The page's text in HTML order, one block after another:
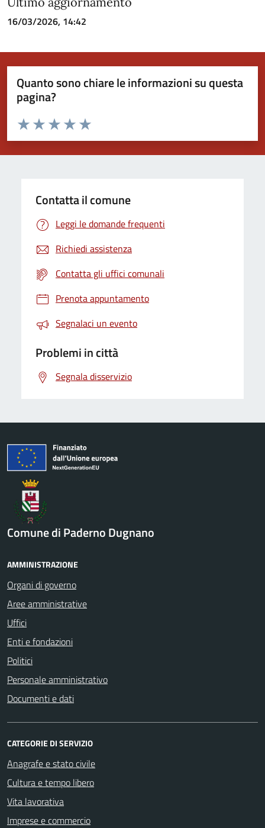
16/03/2026, 14:42
Quanto sono chiare le informazioni su questa
pagina?
Valuta da 1 a 5 stelle la pagina
Valuta 5 stelle su 5
Valuta 4 stelle su 5
Valuta 3 stelle su 5
Valuta 2 stelle su 5
Valuta 1 stelle su 5
Contatta il comune
Leggi le domande frequenti
Richiedi assistenza
Contatta gli uffici comunali
Prenota appuntamento
Segnalaci un evento
Problemi in città
Segnala disservizio
Comune di Paderno Dugnano
AMMINISTRAZIONE
Organi di governo
Aree amministrative
Uffici
Enti e fondazioni
Politici
Personale amministrativo
Documenti e dati
CATEGORIE DI SERVIZIO
Anagrafe e stato civile
Cultura e tempo libero
Vita lavorativa
Imprese e commercio